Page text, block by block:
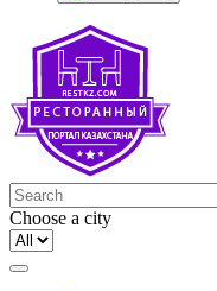
Choose a city